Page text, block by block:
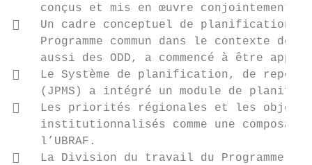
    conçus et mis en œuvre conjointement.
   Un cadre conceptuel de planification
Programme commun dans le contexte de
aussi des ODD, a commencé à être
   Le Système de planification, de
(JPMS) a intégré un module de
   Les priorités régionales et les
institutionnalisés comme une
    l’UBRAF.
   La Division du travail du Programme